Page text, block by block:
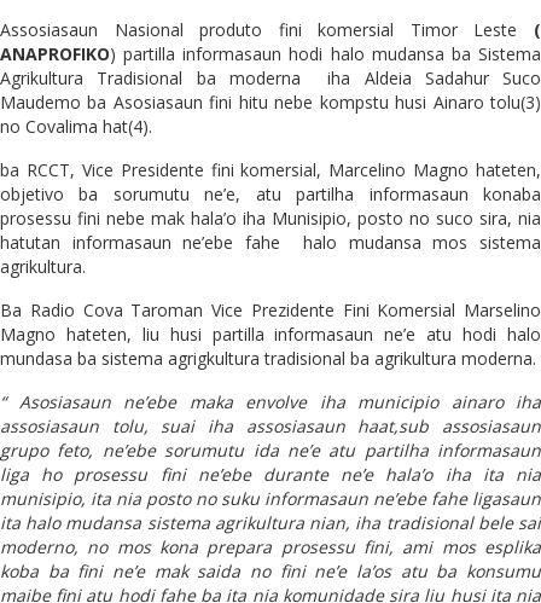
Assosiasaun Nasional produto fini komersial Timor Leste (
ANAPROFIKO) partilla informasaun hodi halo mudansa ba Sistema
Agrikultura Tradisional ba moderna iha Aldeia Sadahur Suco
Maudemo ba Asosiasaun fini hitu nebe kompstu husi Ainaro tolu(3)
no Covalima hat(4).
ba RCCT, Vice Presidente fini komersial, Marcelino Magno hateten,
objetivo ba sorumutu ne’e, atu partilha informasaun konaba
prosessu fini nebe mak hala’o iha Munisipio, posto no suco sira, nia
hatutan informasaun ne’ebe fahe halo mudansa mos sistema
agrikultura.
Ba Radio Cova Taroman Vice Prezidente Fini Komersial Marselino
Magno hateten, liu husi partilla informasaun ne’e atu hodi halo
mundasa ba sistema agrigkultura tradisional ba agrikultura moderna.
“ Asosiasaun ne’ebe maka envolve iha municipio ainaro iha
assosiasaun tolu, suai iha assosiasaun haat,sub assosiasaun
grupo feto, ne’ebe sorumutu ida ne’e atu partilha informasaun
liga ho prosessu fini ne’ebe durante ne’e hala’o iha ita nia
munisipio, ita nia posto no suku informasaun ne’ebe fahe ligasaun
ita halo mudansa sistema agrikultura nian, iha tradisional bele sai
moderno, no mos kona prepara prosessu fini, ami mos esplika
koba ba fini ne’e mak saida no fini ne’e la’os atu ba konsumu
maibe fini atu hodi fahe ba ita nia komunidade sira liu husi ita nia